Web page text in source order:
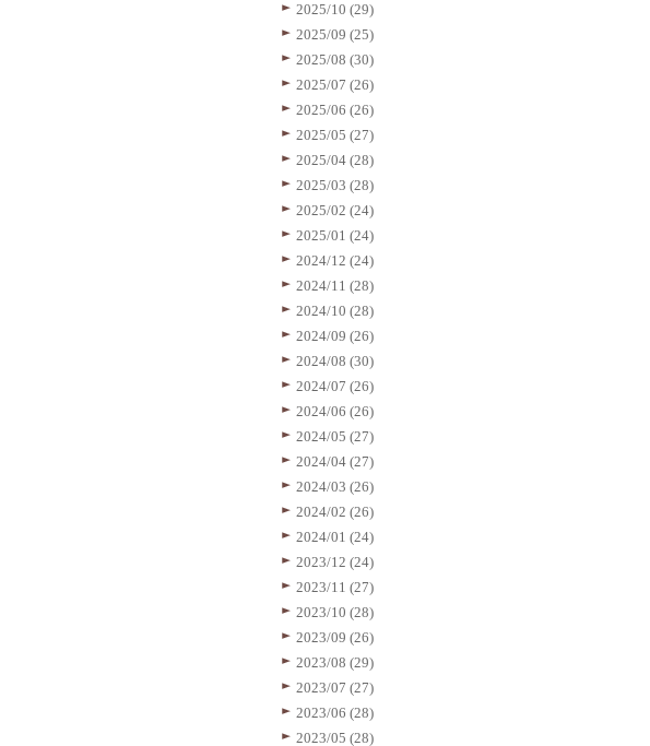
2025/10 (29)
2025/09 (25)
2025/08 (30)
2025/07 (26)
2025/06 (26)
2025/05 (27)
2025/04 (28)
2025/03 (28)
2025/02 (24)
2025/01 (24)
2024/12 (24)
2024/11 (28)
2024/10 (28)
2024/09 (26)
2024/08 (30)
2024/07 (26)
2024/06 (26)
2024/05 (27)
2024/04 (27)
2024/03 (26)
2024/02 (26)
2024/01 (24)
2023/12 (24)
2023/11 (27)
2023/10 (28)
2023/09 (26)
2023/08 (29)
2023/07 (27)
2023/06 (28)
2023/05 (28)